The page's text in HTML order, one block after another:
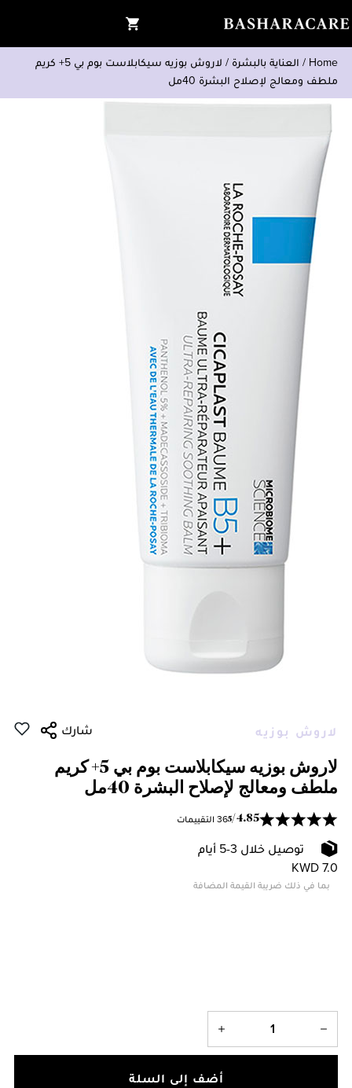
Home
/ العناية بالبشرة /
لاروش بوزيه سيكابلاست بوم بي 5+ كريم
ملطف ومعالج لإصلاح البشرة 40مل
لاروش بوزيه شارك
لاروش بوزيه سيكابلاست بوم بي 5+ كريم
ملطف ومعالج لإصلاح البشرة 40مل
4.85
/
536 التقييمات
توصيل خلال 3-5 أيام
KWD 7.0
بما في ذلك ضريبة القيمة المضافة
أضف إلى السلة